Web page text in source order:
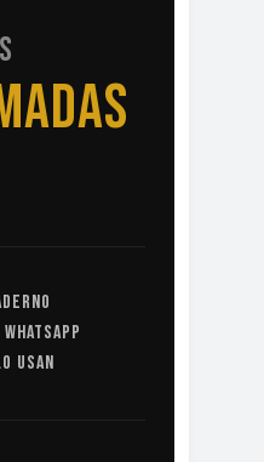
USAN